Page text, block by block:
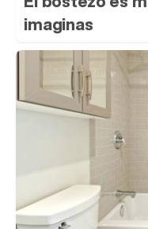
imaginas